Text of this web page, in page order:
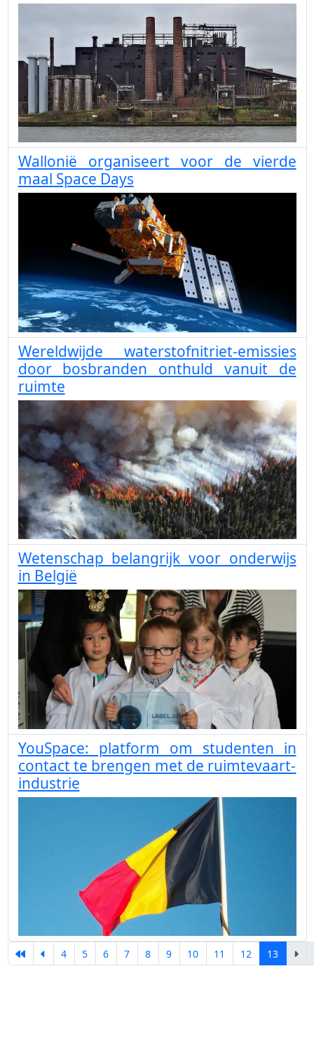
Wallonië organiseert voor de vierde
maal Space Days
Wereldwijde waterstofnitriet-emissies
door bosbranden onthuld vanuit de
ruimte
Wetenschap belangrijk voor onderwijs
in België
YouSpace: platform om studenten in
contact te brengen met de ruimtevaart-
industrie
Pagina 13 van 13
4 5 6 7 8 9 10 11 12 13